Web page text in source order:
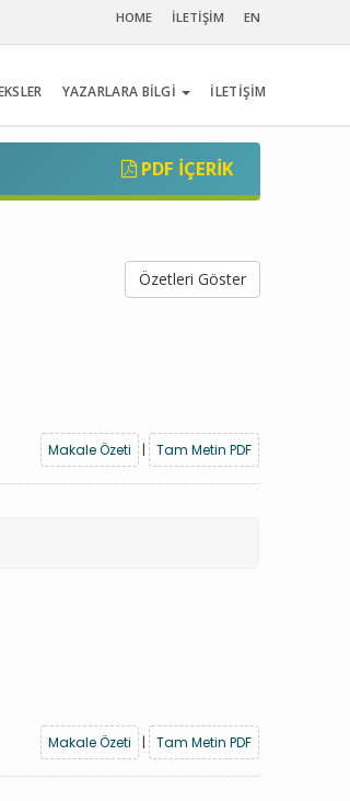
HOME İLETİŞİM EN
YAZARLARA BİLGİ İLETİŞİM
PDF İÇERIK
Özetleri Göster
Makale Özeti
| Tam Metin PDF
Makale Özeti
| Tam Metin PDF